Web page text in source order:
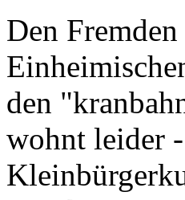
Den
den
wohnt leider